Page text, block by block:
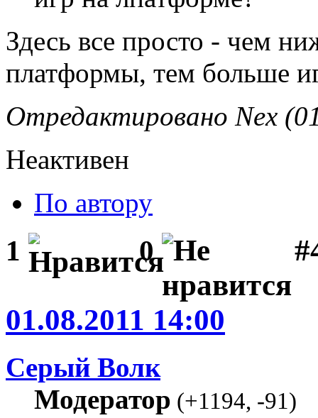
Здесь все просто - чем
платформы, тем больше
Отредактировано Nex
Неактивен
По автору
1 0
01.08.2011 14:00
Серый Волк
Модератор (+1194, -91)